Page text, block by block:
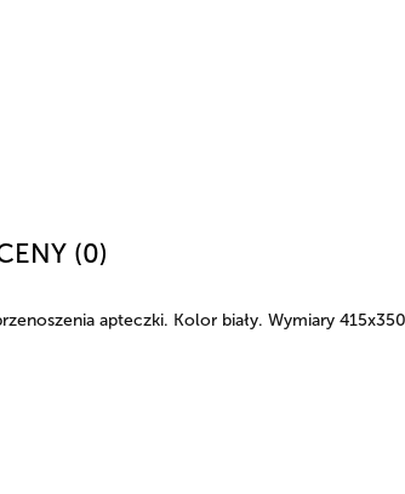
(0)
apteczki. Kolor biały. Wymiary